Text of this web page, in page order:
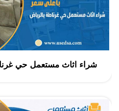
شراء اثاث مستعمل حي